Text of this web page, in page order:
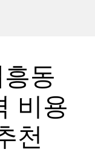
동
비용
천